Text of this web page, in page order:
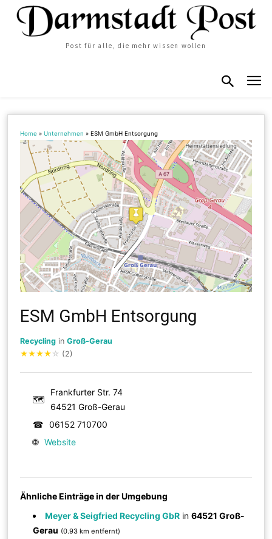
Post für alle, die mehr wissen wollen
Home »Unternehmen »ESM GmbH Entsorgung
ESM GmbH Entsorgung
Recycling inGroß-Gerau
★★★★ ☆ (2)
🗺
Frankfurter Str. 74
64521 Groß-Gerau
☎
06152 710700
🌐 Website
Ähnliche Einträge in der Umgebung
Meyer & Seigfried Recycling GbR in64521 Groß-
Gerau (0.93 km entfernt)